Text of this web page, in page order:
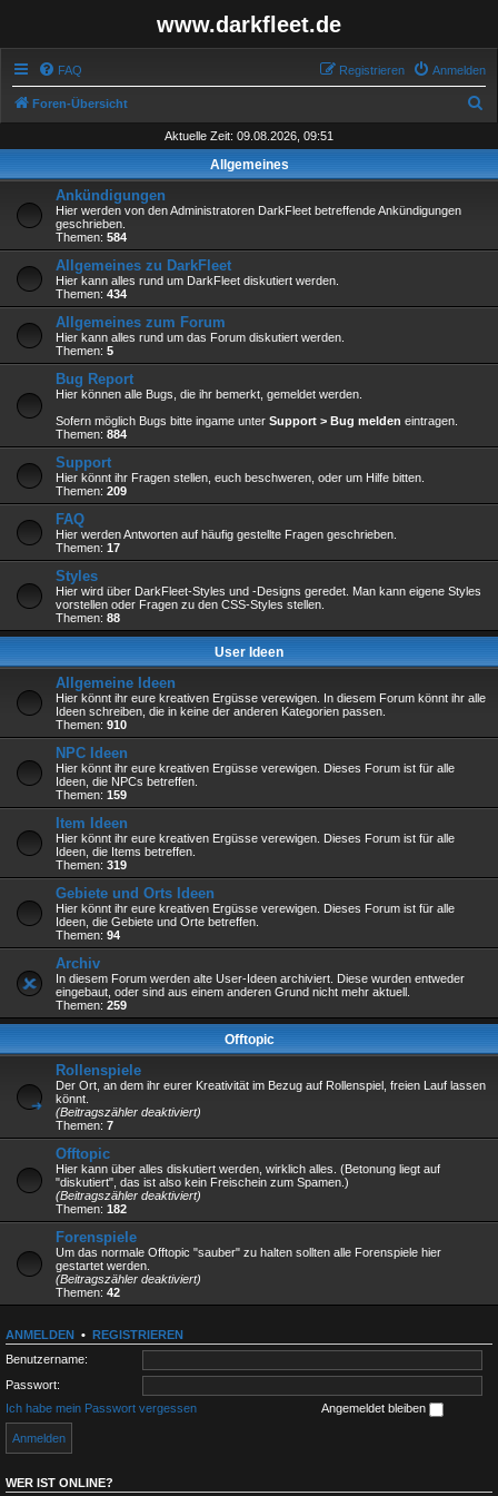
www.darkfleet.de
FAQ Anmelden
Registrieren
Foren-Übersicht
h
Aktuelle Zeit: 09.08.2026, 09:51
Allgemeines
Ankündigungen
Hier werden von den Administratoren DarkFleet betreffende Ankündigungen
geschrieben.
Themen: 584
Allgemeines zu DarkFleet
Hier kann alles rund um DarkFleet diskutiert werden.
Themen: 434
Allgemeines zum Forum
Hier kann alles rund um das Forum diskutiert werden.
Themen: 5
Bug Report
Hier können alle Bugs, die ihr bemerkt, gemeldet werden.
Sofern möglich Bugs bitte ingame unter Support > Bug melden eintragen.
Themen: 884
Support
Hier könnt ihr Fragen stellen, euch beschweren, oder um Hilfe bitten.
Themen: 209
FAQ
Hier werden Antworten auf häufig gestellte Fragen geschrieben.
Themen: 17
Styles
Hier wird über DarkFleet-Styles und -Designs geredet. Man kann eigene Styles
vorstellen oder Fragen zu den CSS-Styles stellen.
Themen: 88
User Ideen
Allgemeine Ideen
Hier könnt ihr eure kreativen Ergüsse verewigen. In diesem Forum könnt ihr alle
Ideen schreiben, die in keine der anderen Kategorien passen.
Themen: 910
NPC Ideen
Hier könnt ihr eure kreativen Ergüsse verewigen. Dieses Forum ist für alle
Ideen, die NPCs betreffen.
Themen: 159
Item Ideen
Hier könnt ihr eure kreativen Ergüsse verewigen. Dieses Forum ist für alle
Ideen, die Items betreffen.
Themen: 319
Gebiete und Orts Ideen
Hier könnt ihr eure kreativen Ergüsse verewigen. Dieses Forum ist für alle
Ideen, die Gebiete und Orte betreffen.
Themen: 94
Archiv
In diesem Forum werden alte User-Ideen archiviert. Diese wurden entweder
eingebaut, oder sind aus einem anderen Grund nicht mehr aktuell.
Themen: 259
Offtopic
Rollenspiele
Der Ort, an dem ihr eurer Kreativität im Bezug auf Rollenspiel, freien Lauf lassen
könnt.
(Beitragszähler deaktiviert)
Themen: 7
Offtopic
Hier kann über alles diskutiert werden, wirklich alles. (Betonung liegt auf
"diskutiert", das ist also kein Freischein zum Spamen.)
(Beitragszähler deaktiviert)
Themen: 182
Forenspiele
Um das normale Offtopic "sauber" zu halten sollten alle Forenspiele hier
gestartet werden.
(Beitragszähler deaktiviert)
Themen: 42
ANMELDEN • REGISTRIEREN
Benutzername:
Passwort:
Ich habe mein Passwort vergessen
Angemeldet bleiben
WER IST ONLINE?